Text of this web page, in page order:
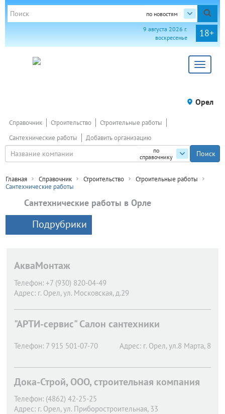
по новостям
18+
9 августа 2026 г.
воскресенье
Toggle
Орел
по
справочнику
Справочник Строительство
Строительные работы
Сантехнические работы
Добавить организацию
Главная Справочник Строительство
Строительные работы
Сантехнические работы
Сантехнические работы в Орле
Подрубрики
АкваМонтаж
Телефон: +7 (930) 820-04-49
Адрес: г. Орел, ул. Московская, д.29
"АРТИ-сервис" Салон сантехники
Телефон: 7 915 501-07-70 Адрес: г. Орел, ул.8 Марта, 8
Дока-Строй, ООО, строительная компания
Телефон: (4862) 42-25-25
Адрес: г. Орел, ул. Приборостроительная, 33